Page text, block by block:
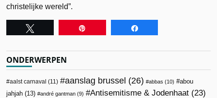
christelijke wereld”.
ONDERWERPEN
aalst carnaval (11) aanslag brussel (26) abbas (10)
abou
jahjah (13) andré gantman (9) Antisemitisme & Jodenhaat (23)